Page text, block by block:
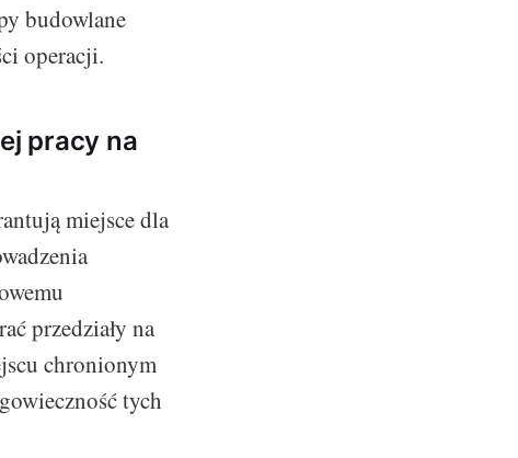
budowlane
operacji.
pracy na
miejsce dla
przedziały na
chronionym
tych